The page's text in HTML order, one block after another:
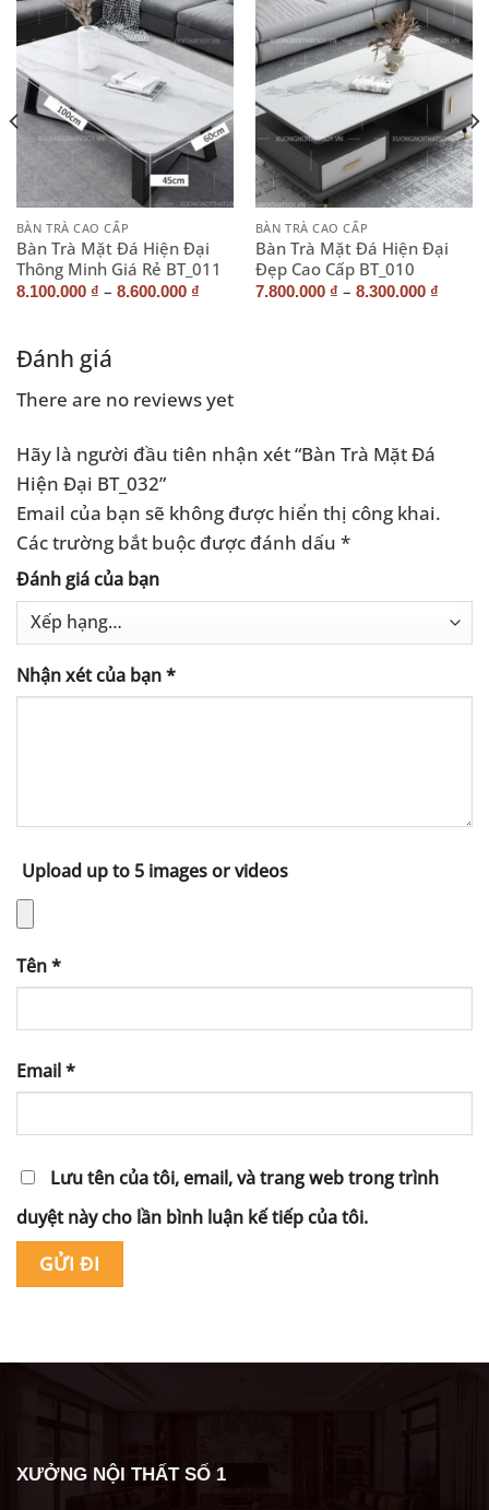
BÀN TRÀ CAO CẤP
Bàn Trà Mặt Đá Hiện Đại
Thông Minh Giá Rẻ BT_011
8.100.000 ₫ – 8.600.000 ₫
BÀN TRÀ CAO CẤP
Bàn Trà Mặt Đá Hiện Đại
Đẹp Cao Cấp BT_010
7.800.000 ₫ – 8.300.000 ₫
Đánh giá
There are no reviews yet
Hãy là người đầu tiên nhận xét “Bàn Trà Mặt Đá
Hiện Đại BT_032”
Email của bạn sẽ không được hiển thị công khai.
Các trường bắt buộc được đánh dấu *
Đánh giá của bạn
Nhận xét của bạn*
Upload up to 5 images or videos
Tên*
Email*
Lưu tên của tôi, email, và trang web trong trình
duyệt này cho lần bình luận kế tiếp của tôi.
XƯỞNG NỘI THẤT SỐ 1